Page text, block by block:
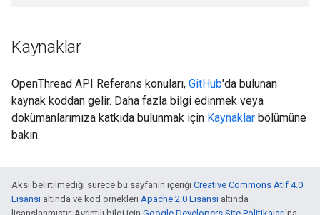
Kaynaklar
OpenThread API Referans konuları, GitHub'da bulunan
kaynak koddan gelir. Daha fazla bilgi edinmek veya
dokümanlarımıza katkıda bulunmak için Kaynaklar bölümüne
bakın.
Aksi belirtilmediği sürece bu sayfanın içeriği Creative Commons Atıf 4.0
Lisansı altında ve kod örnekleri Apache 2.0 Lisansı altında